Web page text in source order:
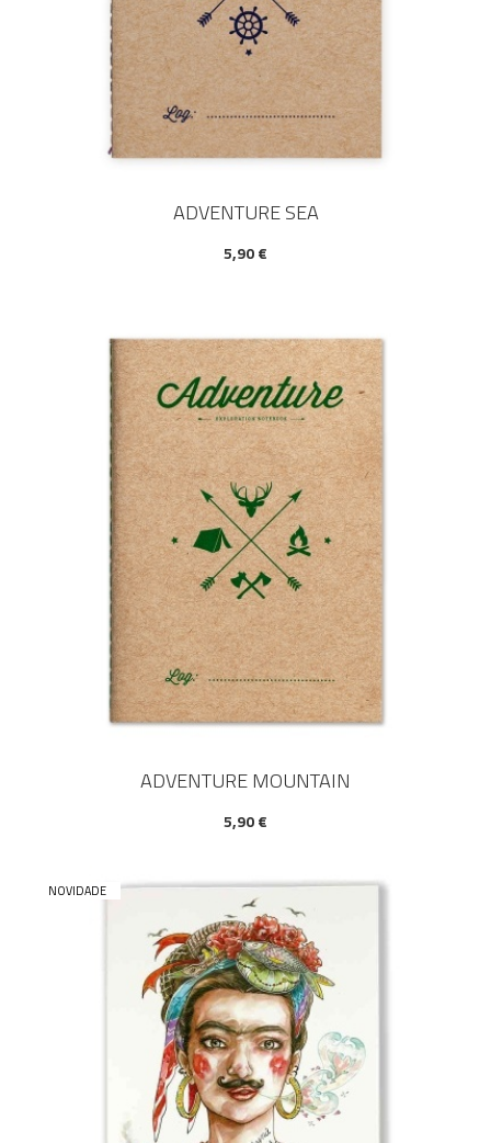
ADVENTURE SEA
5,90 €
ADVENTURE MOUNTAIN
5,90 €
NOVIDADE